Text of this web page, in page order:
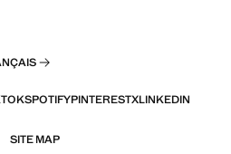
SPOTIFYPINTERESTXLINKEDIN
SITE MAP